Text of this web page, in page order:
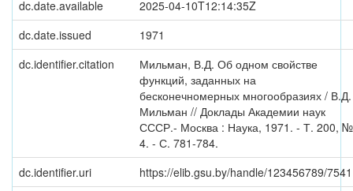
dc.date.available
2025-04-10T12:14:35Z
dc.date.issued
1971
dc.identifier.citation
Мильман, В.Д. Об одном свойстве
функций, заданных на
бесконечномерных многообразиях / В.Д.
Мильман // Доклады Академии наук
СССР.- Москва : Наука, 1971. - Т. 200, №
4. - С. 781-784.
dc.identifier.uri
https://elib.gsu.by/handle/123456789/